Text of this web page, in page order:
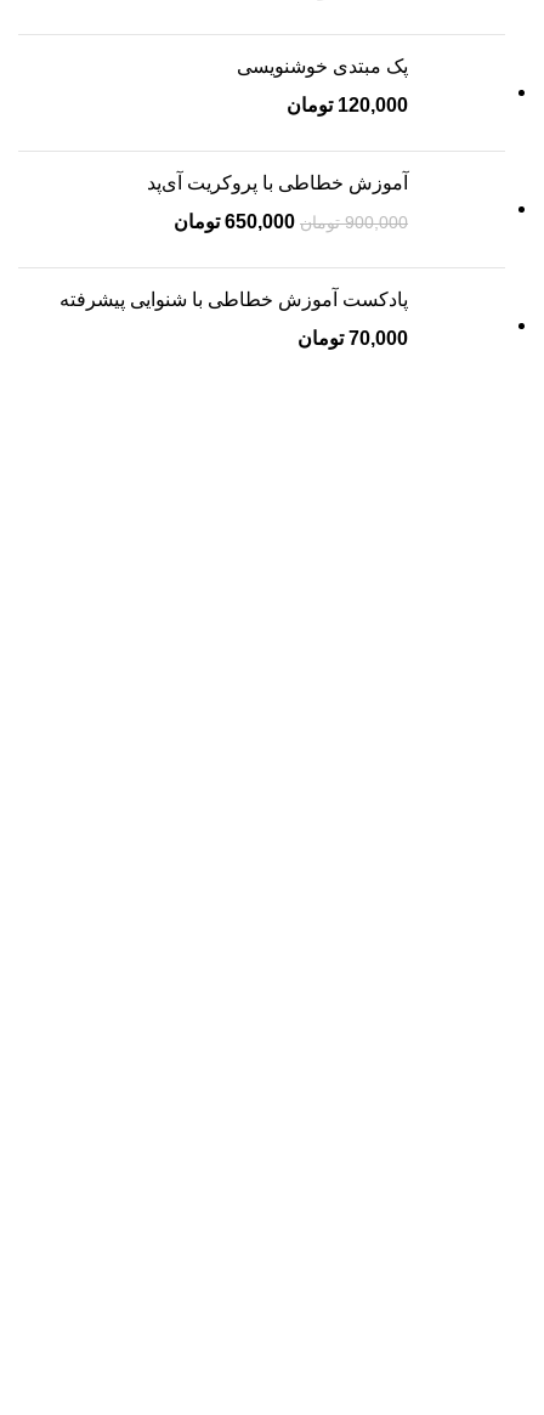
پک مبتدی خوشنویسی
120,000 تومان
آموزش خطاطی با پروکریت آی‌پد
900,000 تومان 650,000 تومان
پادکست آموزش خطاطی با شنوایی پیشرفته
70,000 تومان